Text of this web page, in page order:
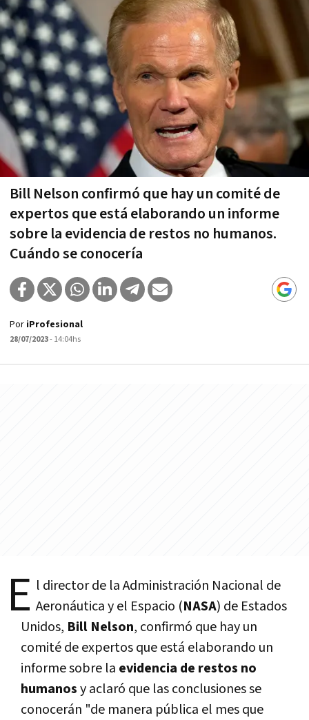
Bill Nelson confirmó que hay un comité de
expertos que está elaborando un informe
sobre la evidencia de restos no humanos.
Cuándo se conocería
Por iProfesional
28/07/2023- 14:04hs
E l director de la Administración Nacional de
Aeronáutica y el Espacio (NASA) de Estados
Unidos, Bill Nelson, confirmó que hay un
comité de expertos que está elaborando un
informe sobre la evidencia de restos no
humanosy aclaró que las conclusiones se
conocerán "de manera pública el mes que